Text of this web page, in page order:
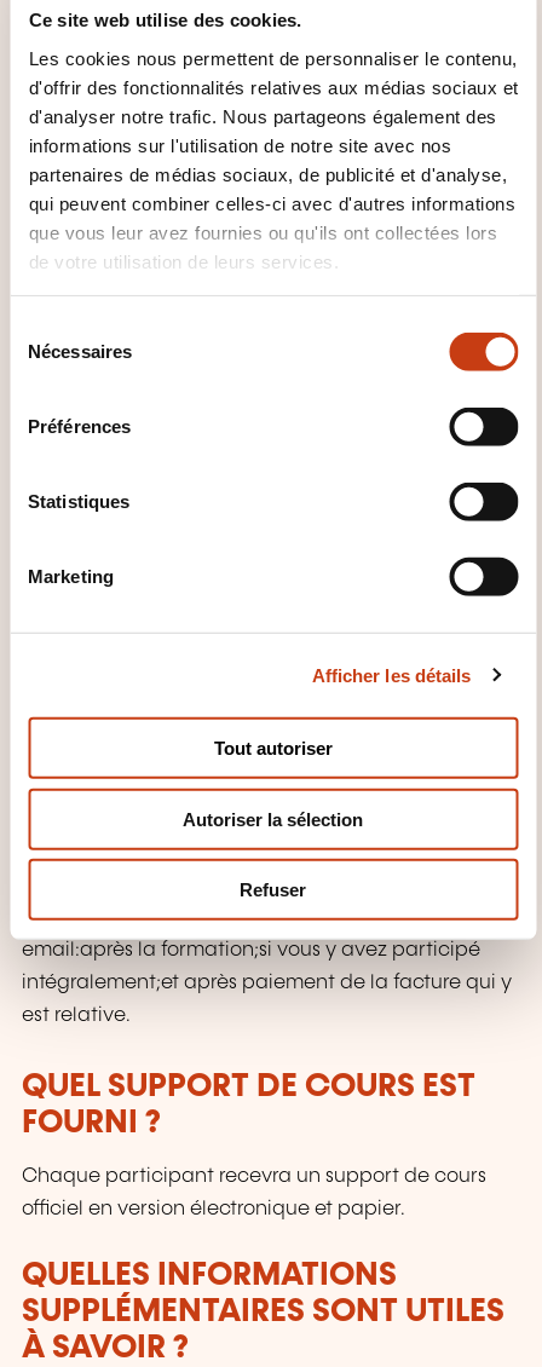
Ce site web utilise des cookies.
Les cookies nous permettent de personnaliser le contenu,
d'offrir des fonctionnalités relatives aux médias sociaux et
d'analyser notre trafic. Nous partageons également des
informations sur l'utilisation de notre site avec nos
partenaires de médias sociaux, de publicité et d'analyse,
qui peuvent combiner celles-ci avec d'autres informations
que vous leur avez fournies ou qu'ils ont collectées lors
de votre utilisation de leurs services.
n
Nécessaires
Préférences
Statistiques
Marketing
Afficher les détails
Tout autoriser
Autoriser la sélection
Refuser
d’amélioration continue.
QUELLES MÉTHODES
PÉDAGOGIQUES SONT UTILISÉES
?
Cette formation présentielle utilise les méthodes
pédagogiques suivantes:
Introspective.
Expositive, transmissive ou magistrale.
Ludification.
COMMENT L’ÉVALUATION EST-
ateliers pratiques; ce qui permet au formateur de
vérifier la compréhension de chaque participant.
QUE RECEVEZ-VOUS À LA FIN DE
LA FORMATION ?
Une attestation de participation sera envoyée par
email:après la formation;si vous y avez participé
intégralement;et après paiement de la facture qui y
est relative.
QUEL SUPPORT DE COURS EST
FOURNI ?
Chaque participant recevra un support de cours
officiel en version électronique et papier.
QUELLES INFORMATIONS
SUPPLÉMENTAIRES SONT UTILES
À SAVOIR ?